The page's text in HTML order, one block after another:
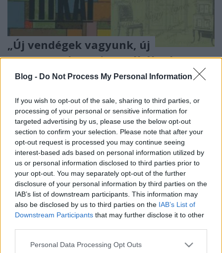
Blog - Do Not Process My Personal Information
If you wish to opt-out of the sale, sharing to third parties, or
processing of your personal or sensitive information for
targeted advertising by us, please use the below opt-out
section to confirm your selection. Please note that after your
opt-out request is processed you may continue seeing
interest-based ads based on personal information utilized by
us or personal information disclosed to third parties prior to
your opt-out. You may separately opt-out of the further
disclosure of your personal information by third parties on the
IAB’s list of downstream participants. This information may
also be disclosed by us to third parties on the IAB’s List of
Downstream Participants that may further disclose it to other
Please note that this website/app uses one or more Google
Personal Data Processing Opt Outs
„Új vendégek vagyunk, új
szempontok szerint próbálunk
kérdezni.”
második évfordulójára
nemzetikonyvtar• 2024. január 24.
A két éve, nyolcvanhat éves korában elhunyt
Kabdebó Lóránt (2022. január 24.) József Attila-díjas
magyar irodalomtörténész, kritikus, Szabó Lőrinc
életművének legalaposabb ismerője és kutatója volt.
A Pécsi, majd a Miskolci Egyetem tudományos
életében kulcsszerepet betöltő egyetemi tanár – az
utóbbi…